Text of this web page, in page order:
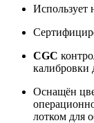
CGC
калибровки
Оснащён
лотком для